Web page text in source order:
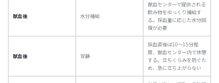
献血後 水分補給
献血センターで提供される
飲み物をゆっくり補給す
る。採血量に応じた水分回
復が必要
献血後 安静
採血直後は10〜15分程
度、献血センター内で休憩
する。立ちくらみを防ぐた
め、急に立ち上がらない